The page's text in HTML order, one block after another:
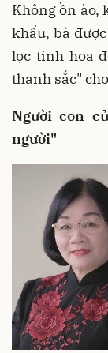
Không ồn ào,
khấu, bà
lọc tinh hoa
thanh sắc"
Người con
người"